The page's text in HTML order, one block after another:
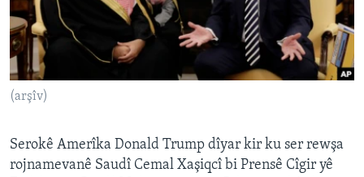
ÇAND Û HUNER
SERNIVÎS
SORANÎ
FOLLOW US
(arşîv)
Serokê Amerîka Donald Trump dîyar kir ku ser rewşa
rojnamevanê Saudî Cemal Xaşiqcî bi Prensê Cîgir yê